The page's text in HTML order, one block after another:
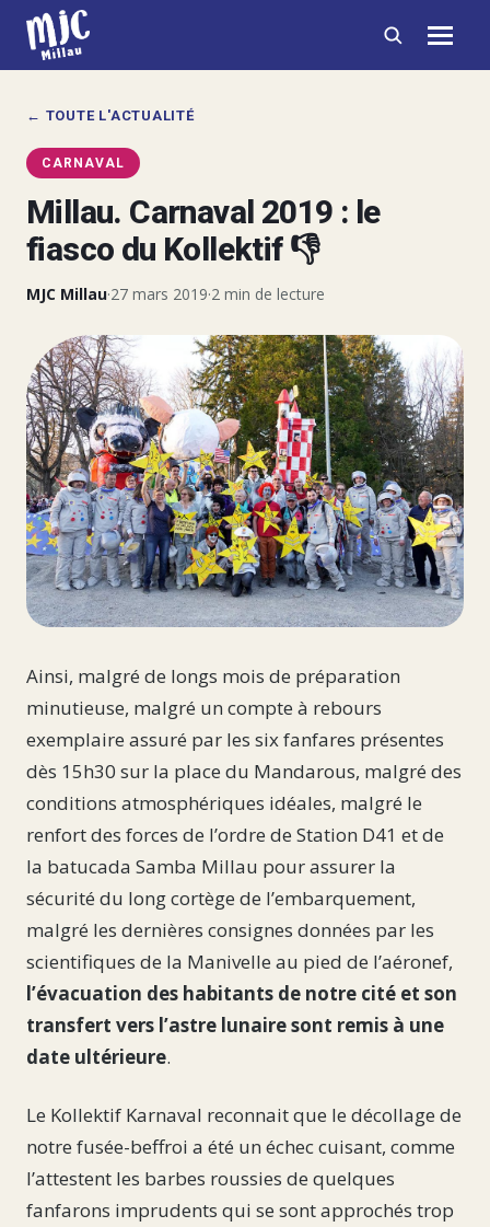
← TOUTE L'ACTUALITÉ
CARNAVAL
Millau. Carnaval 2019 : le
fiasco du Kollektif 👎
MJC Millau·27 mars 2019·2 min de lecture
Ainsi, malgré de longs mois de préparation
minutieuse, malgré un compte à rebours
exemplaire assuré par les six fanfares présentes
dès 15h30 sur la place du Mandarous, malgré des
conditions atmosphériques idéales, malgré le
renfort des forces de l’ordre de Station D41 et de
la batucada Samba Millau pour assurer la
sécurité du long cortège de l’embarquement,
malgré les dernières consignes données par les
scientifiques de la Manivelle au pied de l’aéronef,
l’évacuation des habitants de notre cité et son
transfert vers l’astre lunaire sont remis à une
date ultérieure.
Le Kollektif Karnaval reconnait que le décollage de
notre fusée-beffroi a été un échec cuisant, comme
l’attestent les barbes roussies de quelques
fanfarons imprudents qui se sont approchés trop